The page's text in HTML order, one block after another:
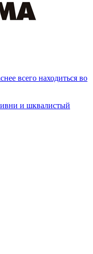
всего находиться во
и шквалистый